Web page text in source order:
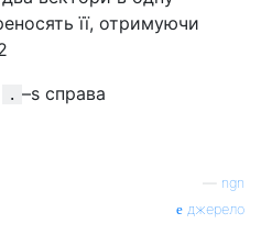
її, отримуючи
. –s справа
ngn
джерело